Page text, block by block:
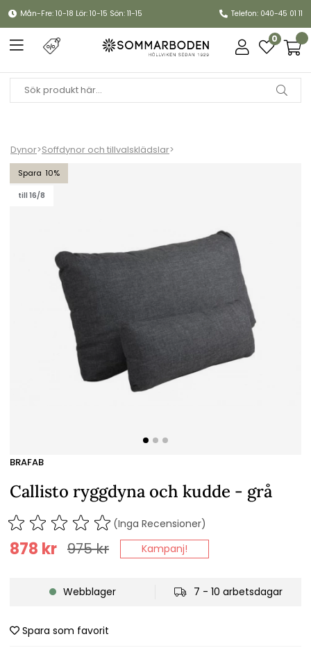
Mån-Fre: 10-18 Lör: 10-15 Sön: 11-15 Telefon: 040-45 01 11
0
Dynor>Soffdynor och tillvalsklädslar>
10
till 16/8
Callisto ryggdyna och kudde - grå
BRAFAB
Callisto ryggdyna och kudde - grå
(Inga Recensioner)
975kr
878 kr Kampanj!
Webblager 7 - 10 arbetsdagar
Spara som favorit